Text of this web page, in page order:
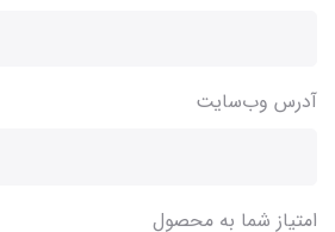
آدرس وب‌سایت
امتیاز شما به محصول